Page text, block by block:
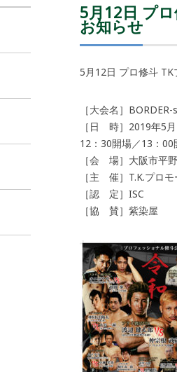
5月12日 プ
お知らせ
5月12日 プロ修斗
［大会名］
［日 時］2019年5月
12：30開場／13：00
［会 場］大阪市平
［主 催］T.K.プロモ
［認 定］ISC
［協 賛］紫染屋